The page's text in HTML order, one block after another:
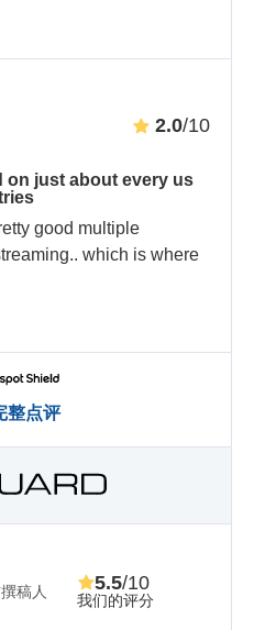
2.0/10
on just about every us
good multiple
which is where
整点评
稿人 我们的评分
5.5/10